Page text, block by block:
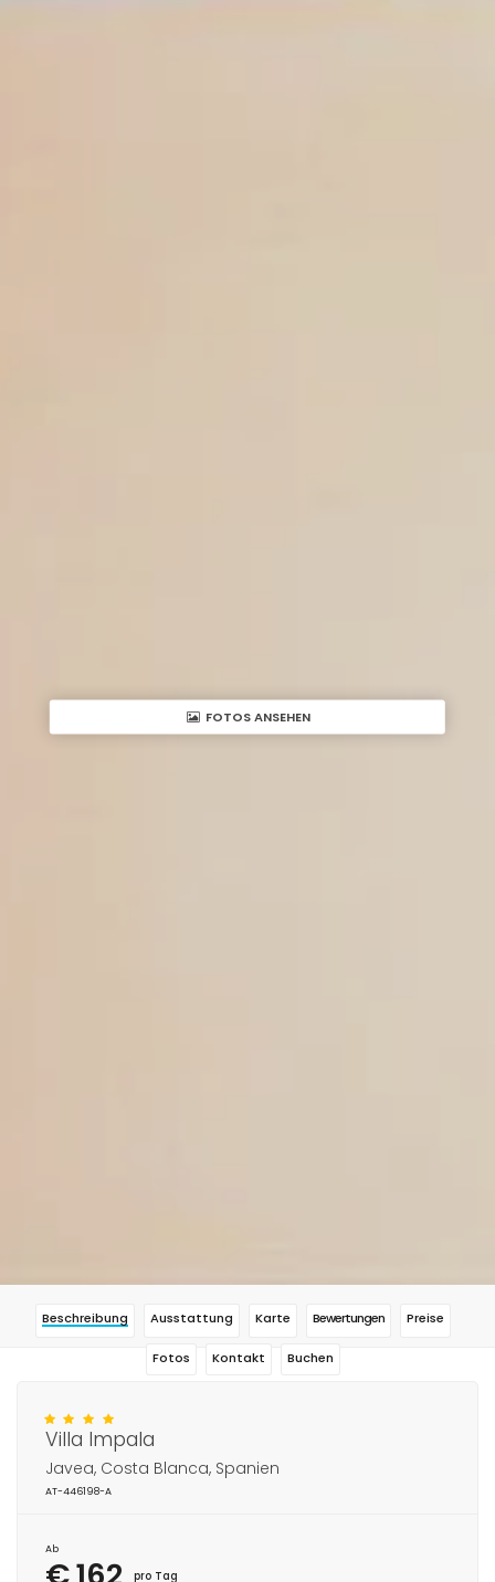
FOTOS ANSEHEN
Beschreibung Ausstattung Karte Bewertungen Preise
Fotos Kontakt Buchen
Villa Impala
Javea, Costa Blanca, Spanien
AT-446198-A
Ab
pro Tag